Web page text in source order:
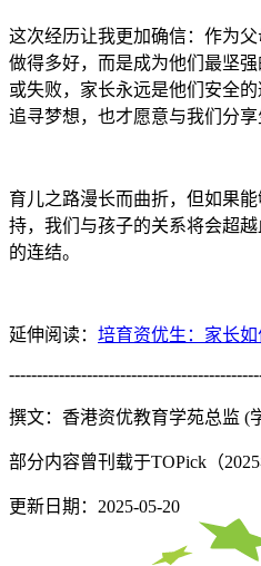
这次经历让我更加确信：作为
做得多好，而是成为他们最坚
或失败，家长永远是他们安全
追寻梦想，也才愿意与我们分享
育儿之路漫长而曲折，但如果
持，我们与孩子的关系将会超
的连结。
延伸阅读： 培育资优生：家长如
撰文：香港资优教育学苑总监 (
部分内容曾刊载于TOPick（2025
更新日期：2025-05-20